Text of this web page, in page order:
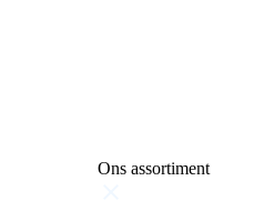
Ons assortiment